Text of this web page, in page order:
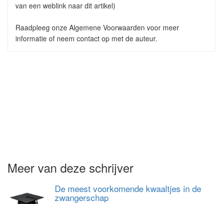
van een weblink naar dit artikel)
Raadpleeg onze Algemene Voorwaarden voor meer
informatie of neem contact op met de auteur.
Meer van deze schrijver
De meest voorkomende kwaaltjes in de
zwangerschap